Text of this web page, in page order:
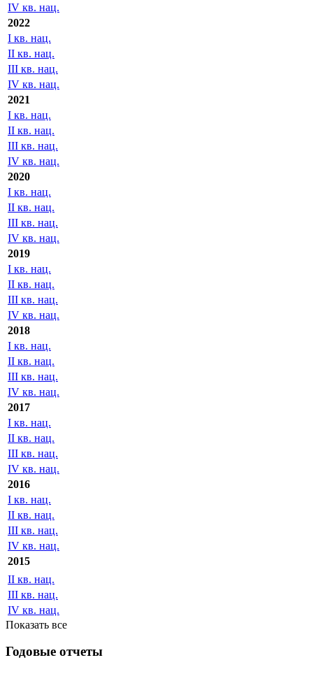
IV кв. нац.
2022
I кв. нац.
II кв. нац.
III кв. нац.
IV кв. нац.
2021
I кв. нац.
II кв. нац.
III кв. нац.
IV кв. нац.
2020
I кв. нац.
II кв. нац.
III кв. нац.
IV кв. нац.
2019
I кв. нац.
II кв. нац.
III кв. нац.
IV кв. нац.
2018
I кв. нац.
II кв. нац.
III кв. нац.
IV кв. нац.
2017
I кв. нац.
II кв. нац.
III кв. нац.
IV кв. нац.
2016
I кв. нац.
II кв. нац.
III кв. нац.
IV кв. нац.
2015
II кв. нац.
III кв. нац.
IV кв. нац.
Показать все
Годовые отчеты